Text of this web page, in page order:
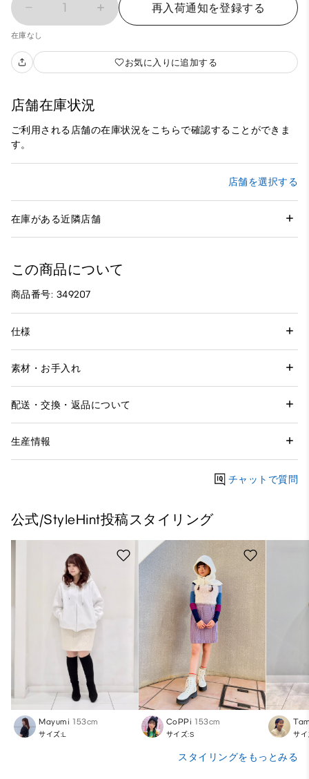
1 再入荷通知を登録する
在庫なし
お気に入りに追加する
店舗在庫状況
ご利用される店舗の在庫状況をこちらで確認することができま
す。
店舗を選択する
在庫がある近隣店舗
この商品について
商品番号: 349207
仕様
素材・お手入れ
配送・交換・返品について
生産情報
チャットで質問
公式/StyleHint投稿スタイリング
Mayumi 153cm
サイズ:L
CoPPi 153cm
サイズ:S サイ
スタイリングをもっとみる